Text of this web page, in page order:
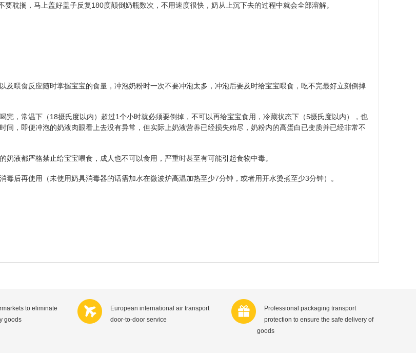
要耽搁，马上盖好盖子反复180度颠倒奶瓶数次，不用速度很快，奶从上沉下去的过程中就会全部溶解。
及喂食反应随时掌握宝宝的食量，冲泡奶粉时一次不要冲泡太多，冲泡后要及时给宝宝喂食，吃不完最好立刻倒掉
完，常温下（18摄氏度以内）超过1个小时就必须要倒掉，不可以再给宝宝食用，冷藏状态下（5摄氏度以内），也
间，即便冲泡的奶液肉眼看上去没有异常，但实际上奶液营养已经损失殆尽，奶粉内的高蛋白已变质并已经非常不
奶液都严格禁止给宝宝喂食，成人也不可以食用，严重时甚至有可能引起食物中毒。
毒后再使用（未使用奶具消毒器的话需加水在微波炉高温加热至少7分钟，或者用开水烫煮至少3分钟）。
to eliminate
goods
European international air transport
door-to-door service
Professional packaging transport
protection to ensure the safe delivery of
goods